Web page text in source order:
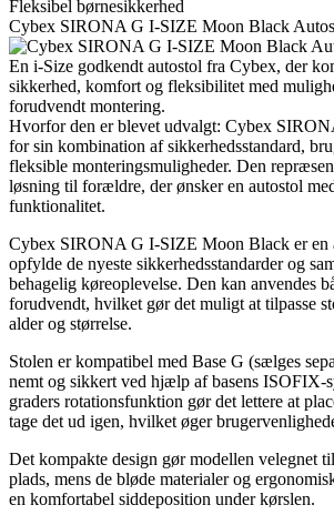
Fleksibel børnesikkerhed
Cybex SIRONA G I-SIZE Moon Black
En i-Size godkendt autostol fra Cybex, der
sikkerhed, komfort og fleksibilitet med
forudvendt montering.
Hvorfor den er blevet udvalgt: Cybex
for sin kombination af sikkerhedsstandard,
fleksible monteringsmuligheder. Den
løsning til forældre, der ønsker en autostol
funktionalitet.
Cybex SIRONA G I-SIZE Moon Black er en
opfylde de nyeste sikkerhedsstandarder og
behagelig køreoplevelse. Den kan anvendes
forudvendt, hvilket gør det muligt at tilpasse
alder og størrelse.
Stolen er kompatibel med Base G (sælges
nemt og sikkert ved hjælp af basens ISOFIX-
graders rotationsfunktion gør det lettere at
tage det ud igen, hvilket øger
Det kompakte design gør modellen velegnet
plads, mens de bløde materialer og
en komfortabel siddeposition under kørslen.